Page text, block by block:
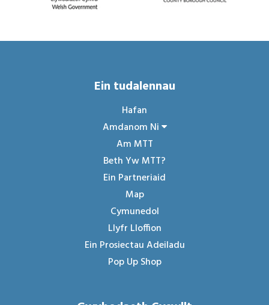
Ein tudalennau
Hafan
Amdanom Ni
Am MTT
Beth Yw MTT?
Ein Partneriaid
Map
Cymunedol
Llyfr Lloffion
Ein Prosiectau Adeiladu
Pop Up Shop